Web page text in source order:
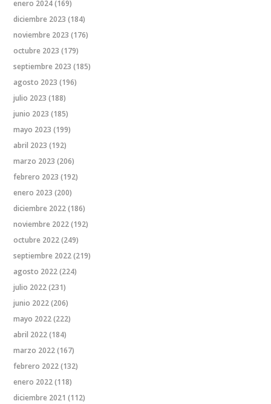
enero 2024(169)
diciembre 2023 (184)
noviembre 2023 (176)
octubre 2023 (179)
septiembre 2023 (185)
agosto 2023 (196)
julio 2023 (188)
junio 2023 (185)
mayo 2023 (199)
abril 2023 (192)
marzo 2023 (206)
febrero 2023 (192)
enero 2023 (200)
diciembre 2022(186)
noviembre 2022(192)
octubre 2022(249)
septiembre 2022(219)
agosto 2022(224)
julio 2022(231)
junio 2022(206)
mayo 2022(222)
abril 2022(184)
marzo 2022(167)
febrero 2022(132)
enero 2022(118)
diciembre 2021 (112)